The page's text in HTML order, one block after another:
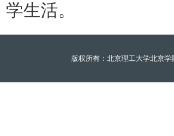
学生活。
版权所有：北京理工大学北京学